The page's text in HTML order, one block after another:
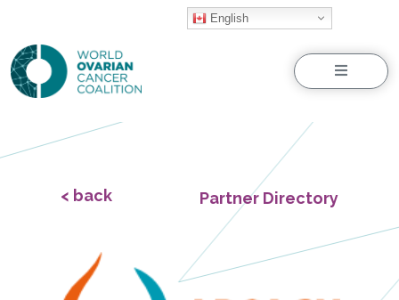
English
Menu
< back Partner Directory